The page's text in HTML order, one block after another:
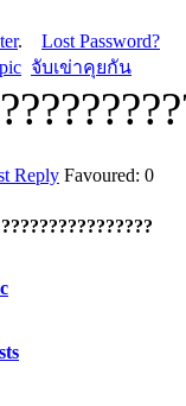
. Lost Password?
จับเข่าคุยกัน
Favoured: 0